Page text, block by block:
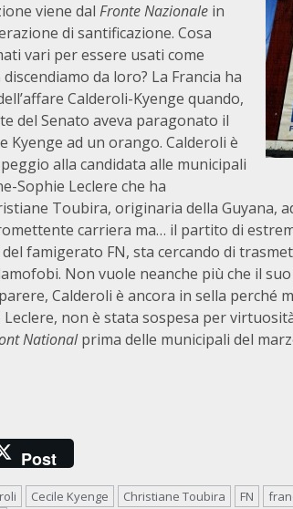
viene dal Fronte Nazionale in
di santificazione. Cosa
vari per essere usati come
da loro? La Francia ha
Calderoli-Kyenge quando,
del Senato aveva paragonato il
Kyenge ad un orango. Calderoli è
alla candidata alle municipali
Sophie Leclere che ha
Toubira, originaria della Guyana,
carriera ma… il partito di
famigerato FN, sta cercando di
Non vuole neanche più che il
Calderoli è ancora in sella
non è stata sospesa per
Nationalprima delle municipali del
Post
Cecile Kyenge Christiane Toubira FN